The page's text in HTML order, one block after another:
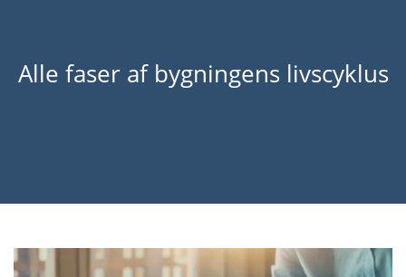
Nederlands
Alle faser af bygningens livscyklus